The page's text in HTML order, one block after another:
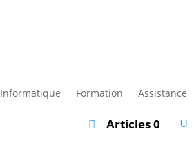
Informatique Formation Assistance
Articles 0